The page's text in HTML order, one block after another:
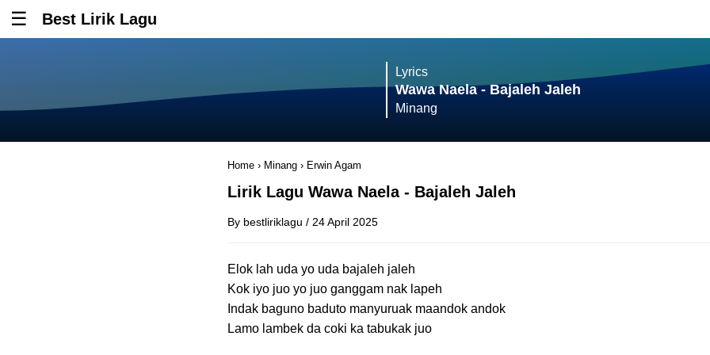
Tombol untuk membuka atau menutup menu
Best Lirik Lagu
Lyrics
Wawa Naela - Bajaleh Jaleh
Minang
Home › Minang › Erwin Agam
Lirik Lagu Wawa Naela - Bajaleh Jaleh
By bestliriklagu / 24 April 2025
Elok lah uda yo uda bajaleh jaleh
Kok iyo juo yo juo ganggam nak lapeh
Indak baguno baduto manyuruak maandok andok
Lamo lambek da coki ka tabukak juo